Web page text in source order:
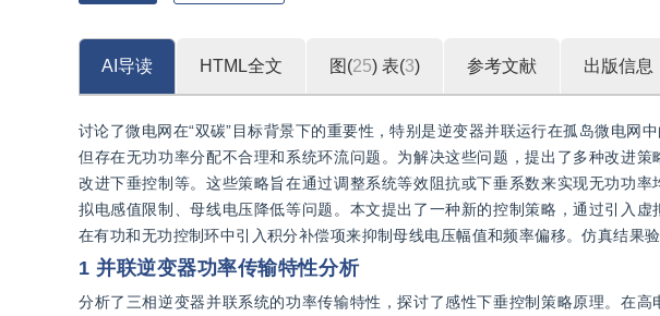
AI导读 HTML全文 图(25) 表(3) 参考文献 出版信息
讨论了微电网在“双碳”目标背景下的重要性，特别是逆变器并联运行在孤岛微电网
但存在无功功率分配不合理和系统环流问题。为解决这些问题，提出了多种改进
改进下垂控制等。这些策略旨在通过调整系统等效阻抗或下垂系数来实现无功功
拟电感值限制、母线电压降低等问题。本文提出了一种新的控制策略，通过引入
在有功和无功控制环中引入积分补偿项来抑制母线电压幅值和频率偏移。仿真结果
1 并联逆变器功率传输特性分析
分析了三相逆变器并联系统的功率传输特性，探讨了感性下垂控制策略原理。在